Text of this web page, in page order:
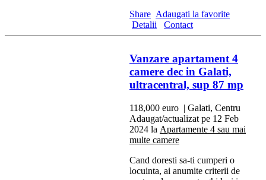
Share Adaugati la favorite
Detalii
Contact
Vanzare apartament 4
camere dec in Galati,
ultracentral, sup 87 mp
118,000 euro | Galati, Centru
Adaugat/actualizat pe 12 Feb
2024 la Apartamente 4 sau mai
multe camere
Cand doresti sa-ti cumperi o
locuinta, ai anumite criterii de